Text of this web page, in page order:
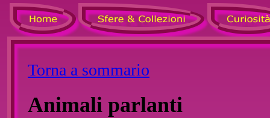
Torna a sommario
Animali parlanti